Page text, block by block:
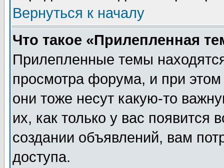
Вернуться к началу
Что такое «Прилепленная
Прилепленные темы
просмотра форума, и при
они тоже несут какую-то
их, как только у вас появится
создании объявлений, вам
доступа.